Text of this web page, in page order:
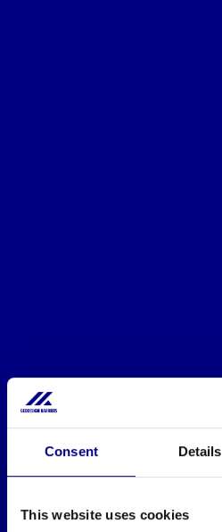
Consent Details
This website uses cookies